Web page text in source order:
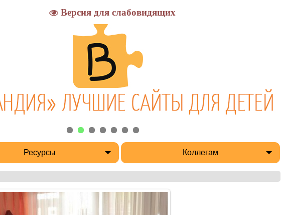
Версия для слабовидящих
Ресурсы Коллегам